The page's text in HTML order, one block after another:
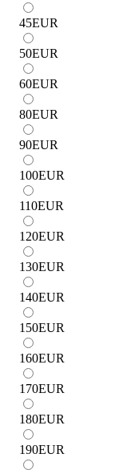
45EUR
50EUR
60EUR
80EUR
90EUR
100EUR
110EUR
120EUR
130EUR
140EUR
150EUR
160EUR
170EUR
180EUR
190EUR